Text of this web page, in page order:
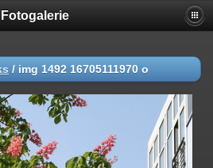
Fotogalerie
/ img 1492 16705111970 o